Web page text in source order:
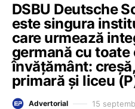
DSBU Deutsche
este singura
care urmează
germană cu
învățământ:
primară și liceu
Advertorial 15